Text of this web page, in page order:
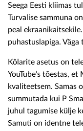
Seega Eesti kliimas
Turvalise sammuna
peal
puhastuslapiga.
Kõlarite asetus on
YouTube’s tõestas,
kvaliteetsem. Samas
summutada kui P
juhul tagumise külje
Samuti on identne